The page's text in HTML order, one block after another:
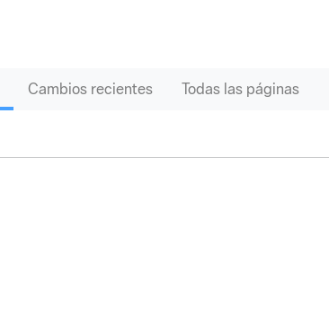
Cambios recientes Todas las páginas